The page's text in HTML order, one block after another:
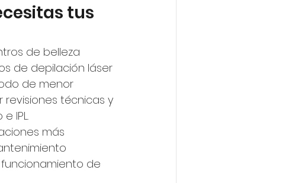
tus
de belleza
de depilación láser
de menor
técnicas y
IPL.
más
de